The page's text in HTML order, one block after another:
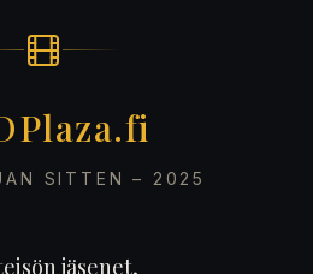
SITTEN – 2025
jäsenet,